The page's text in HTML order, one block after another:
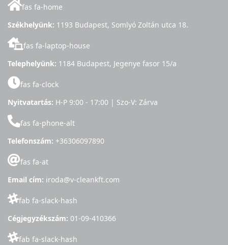
fas fa-home
Székhelyünk: 1193 Budapest, Somlyó Zoltán utca 18.
fas fa-laptop-house
Telephelyünk: 1184 Budapest, Jegenye fasor 15/a
fas fa-clock
Nyitvatartás: H-P 9:00 - 17:00 | Szo-V: Zárva
fas fa-phone-alt
Telefonszám: +36306097890
fas fa-at
Email cím: iroda@v-cleankft.com
fab fa-slack-hash
Cégjegyzékszám: 01-09-410366
fab fa-slack-hash